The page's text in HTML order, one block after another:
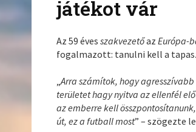
játékot vár
Az 59 évesszakvezetőazEurópa-
fogalmazott: tanulni kell a
„Arra számítok, hogy
területet hagy nyitva az ellenfél
az emberre kell
út, ez a futball most” – szögezte